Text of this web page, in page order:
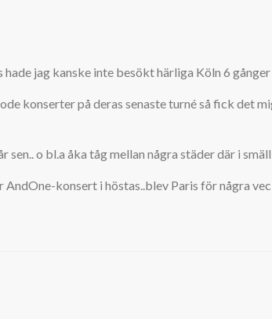
jag kanske inte besökt härliga Köln 6
konserter på deras senaste turné så fick det
o bl.a åka tåg mellan några städer där i
konsert i höstas..blev Paris för några